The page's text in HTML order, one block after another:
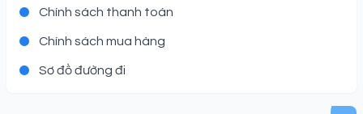
Chính sách thanh toán
Chính sách mua hàng
Sơ đồ đường đi